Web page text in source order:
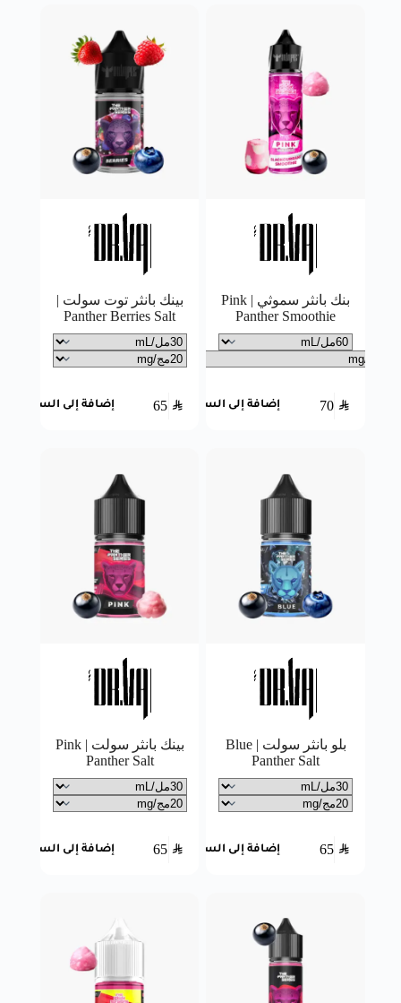
بنك بانثر سموثي | Pink
Panther Smoothie
70 SAR إضافة إلى السلة
بينك بانثر توت سولت |
Panther Berries Salt
65 SAR إضافة إلى السلة
بلو بانثر سولت | Blue
Panther Salt
65 SAR إضافة إلى السلة
بينك بانثر سولت | Pink
Panther Salt
65 SAR إضافة إلى السلة